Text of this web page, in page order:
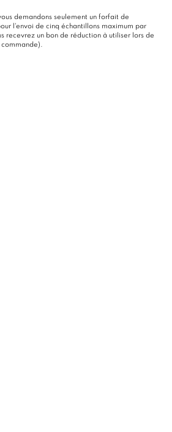
demandons seulement un forfait de
l'envoi de cinq échantillons maximum par
recevrez un bon de réduction à utiliser lors de